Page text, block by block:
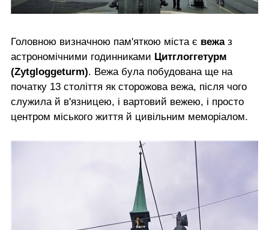
Головною визначною пам'яткою міста є вежа з
астрономічними годинниками Цитглоггетурм
(Zytgloggeturm). Вежа була побудована ще на
початку 13 століття як сторожова вежа, після чого
служила й в'язницею, і вартовий вежею, і просто
центром міського життя й цивільним меморіалом.